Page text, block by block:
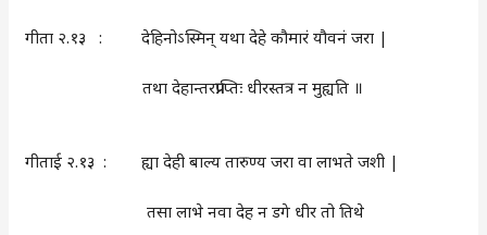
गीता २.१३ : देहिनोऽस्मिन्‌‍ यथा देहे कौमारं यौवनं जरा |
तथा देहान्तरप्राप्तिः धीरस्तत्र न मुह्यति ॥
गीताई २.१३ : ह्या देही बाल्य तारुण्य जरा वा लाभते जशी |
तसा लाभे नवा देह न डगे धीर तो तिथे